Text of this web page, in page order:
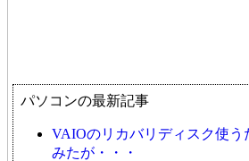
パソコンの最新記事
VAIOのリカバリディスク使う
みたが・・・